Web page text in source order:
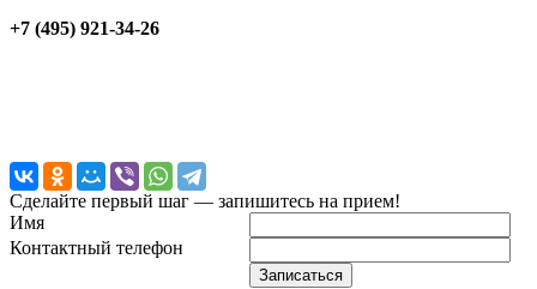
+7 (495) 921-34-26
Сделайте первый шаг — запишитесь на прием!
Имя
Контактный телефон
Записаться